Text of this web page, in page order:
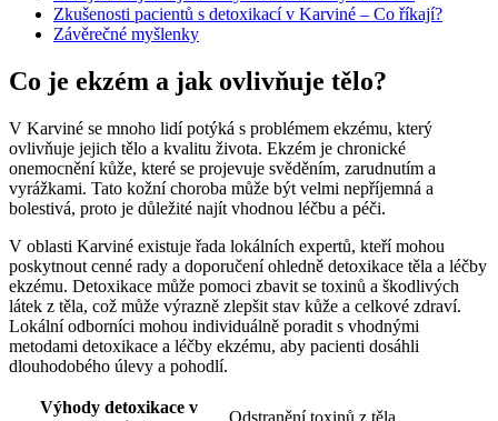
Zkušenosti pacientů s detoxikací v Karviné – Co říkají?
Závěrečné myšlenky
Co je ekzém a jak ovlivňuje tělo?
V Karviné se mnoho lidí potýká s problémem ekzému, který
ovlivňuje jejich tělo a kvalitu života. Ekzém je chronické
onemocnění kůže, které se projevuje svěděním, zarudnutím a
vyrážkami. Tato kožní choroba může být velmi nepříjemná a
bolestivá, proto je důležité najít vhodnou léčbu a péči.
V oblasti Karviné existuje řada lokálních expertů, kteří mohou
poskytnout cenné rady a doporučení ohledně detoxikace těla a léčby
ekzému. Detoxikace může pomoci zbavit se toxinů a škodlivých
látek z těla, což může výrazně zlepšit stav kůže a celkové zdraví.
Lokální odborníci mohou individuálně poradit s vhodnými
metodami detoxikace a léčby ekzému, aby pacienti dosáhli
dlouhodobého úlevy a pohodlí.
Výhody detoxikace v
Odstranění toxinů z těla